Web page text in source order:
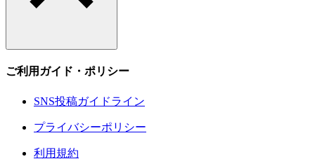
ご利用ガイド・ポリシー
SNS投稿ガイドライン
プライバシーポリシー
利用規約